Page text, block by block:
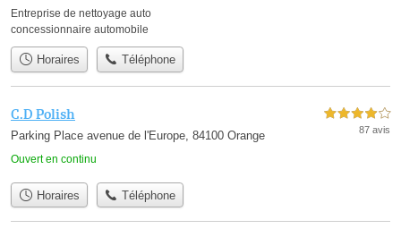
Entreprise de nettoyage auto
concessionnaire automobile
Horaires Téléphone
C.D Polish
Parking Place avenue de l'Europe, 84100 Orange
Ouvert en continu
4,0 étoiles sur 5
87 avis
Horaires Téléphone